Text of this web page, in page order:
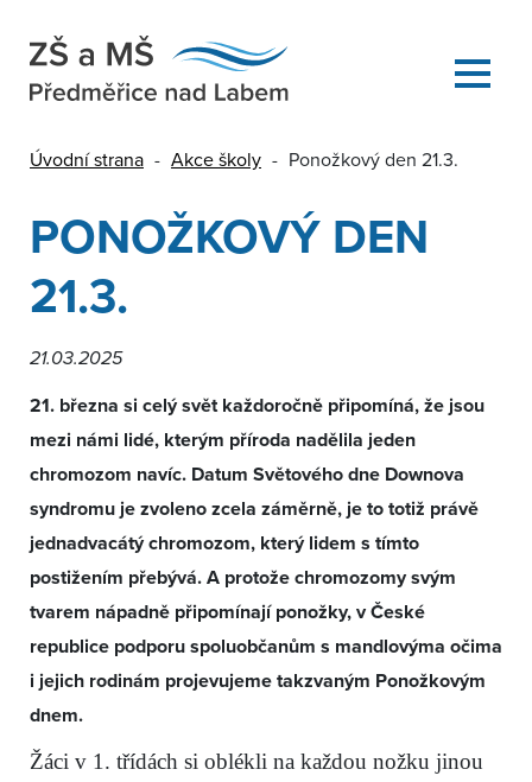
Úvodní strana - Akce školy - Ponožkový den 21.3.
PONOŽKOVÝ DEN
21.3.
21.03.2025
21. března si celý svět každoročně připomíná, že jsou
mezi námi lidé, kterým příroda nadělila jeden
chromozom navíc. Datum Světového dne Downova
syndromu je zvoleno zcela záměrně, je to totiž právě
jednadvacátý chromozom, který lidem s tímto
postižením přebývá. A protože chromozomy svým
tvarem nápadně připomínají ponožky, v České
republice podporu spoluobčanům s mandlovýma očima
i jejich rodinám projevujeme takzvaným Ponožkovým
dnem.
Žáci v 1. třídách si oblékli na každou nožku jinou